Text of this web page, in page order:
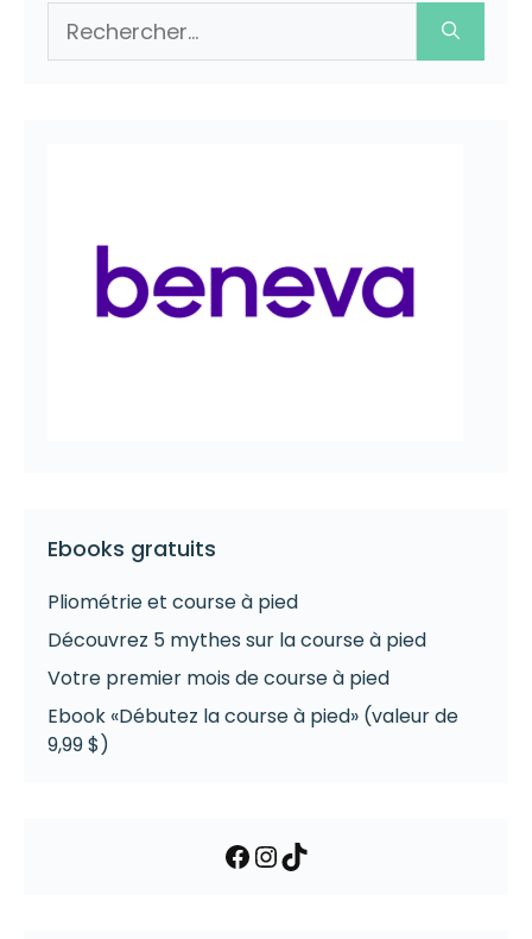
Ebooks gratuits
Pliométrie et course à pied
Découvrez 5 mythes sur la course à pied
Votre premier mois de course à pied
Ebook «Débutez la course à pied» (valeur de
9,99 $)
Facebook
Instagram
TikTok